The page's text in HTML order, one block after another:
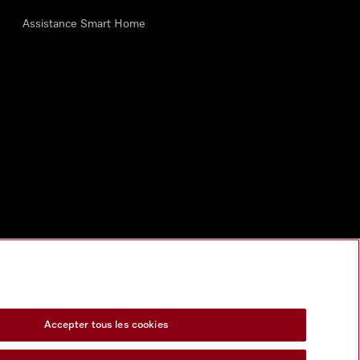
Assistance Smart Home
Accepter tous les cookies